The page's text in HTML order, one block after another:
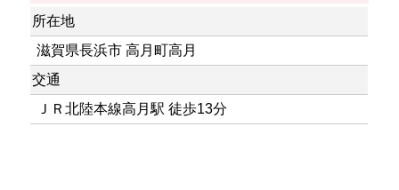
所在地
滋賀県長浜市 高月町高月
交通
ＪＲ北陸本線高月駅 徒歩13分